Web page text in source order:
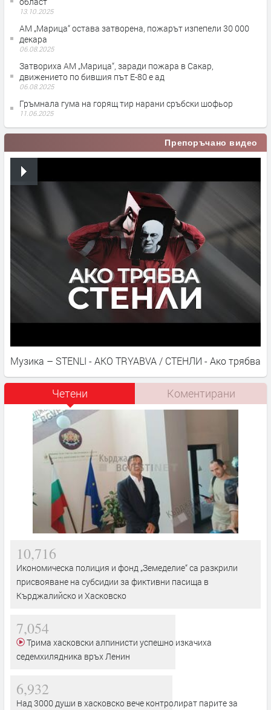
13.10.2025
АМ „Марица“ остава затворена, пожарът изпепели 30 000
декара
06.08.2025
Затвориха АМ „Марица“, заради пожара в Сакар,
движението по бившия път Е-80 е ад
06.08.2025
Гръмнала гума на горящ тир нарани сръбски шофьор
11.06.2025
Препоръчано видео
Музика – STENLI - AKO TRYABVA / СТЕНЛИ - Ако трябва
Четени Коментирани
10,716
Икономическа полиция и фонд „Земеделие“ са разкрили
присвояване на субсидии за фиктивни пасища в
Кърджалийско и Хасковско
7,054
седемхилядника връх Ленин
6,932
Над 3000 души в хасковско вече контролират парите за